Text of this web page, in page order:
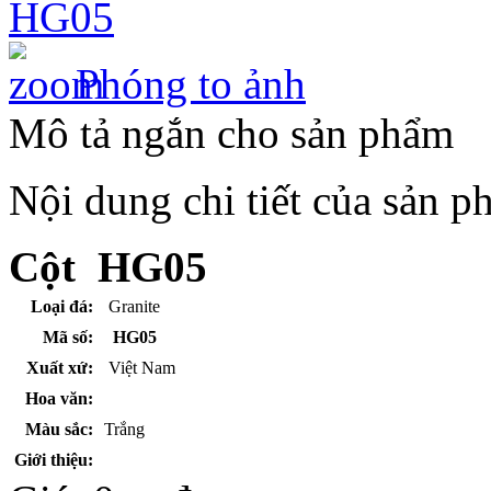
so với những vật liệu
khác dù không được
trì. Bên cạnh đó,
những vật liệu như
nhôm, inox có bề mặt
sáng bóng mang tính
dương, giúp khí di
Phóng to ảnh
Mô tả ngắn cho sản phẩm
Nội dung chi tiết của sản
Cột HG05
Loại đá:
Granite
Mã số:
HG05
Xuất xứ:
Việt Nam
Hoa văn:
Màu sắc:
Trắng
Giới thiệu: